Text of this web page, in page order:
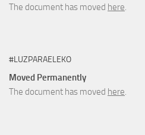
The document has moved here.
#LUZPARAELEKO
Moved Permanently
The document has moved here.